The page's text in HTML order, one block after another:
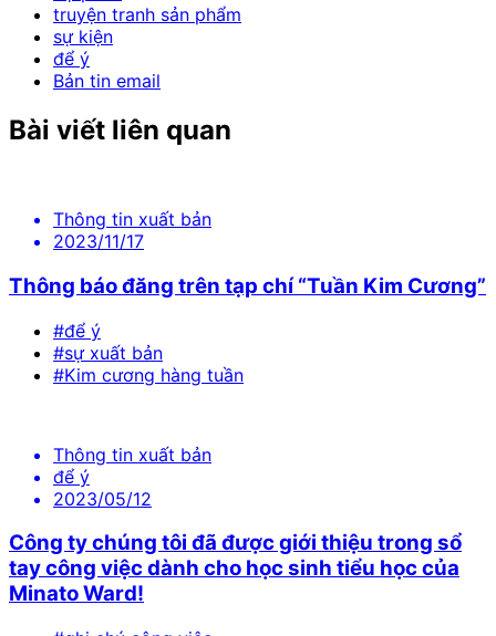
truyện tranh sản phẩm
sự kiện
để ý
Bản tin email
Bài viết liên quan
Thông tin xuất bản
2023/11/17
Thông báo đăng trên tạp chí “Tuần Kim Cương”
#để ý
#sự xuất bản
#Kim cương hàng tuần
Thông tin xuất bản
để ý
2023/05/12
Công ty chúng tôi đã được giới thiệu trong sổ
tay công việc dành cho học sinh tiểu học của
Minato Ward!